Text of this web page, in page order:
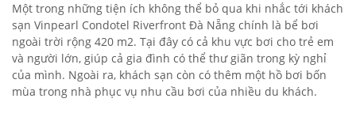
Một trong những tiện ích không thể bỏ qua khi nhắc tới khách
sạn Vinpearl Condotel Riverfront Đà Nẵng chính là bể bơi
ngoài trời rộng 420 m2. Tại đây có cả khu vực bơi cho trẻ em
và người lớn, giúp cả gia đình có thể thư giãn trong kỳ nghỉ
của mình. Ngoài ra, khách sạn còn có thêm một hồ bơi bốn
mùa trong nhà phục vụ nhu cầu bơi của nhiều du khách.